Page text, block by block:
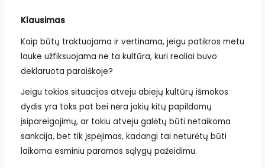
Klausimas
Kaip būtų traktuojama ir vertinama, jeigu patikros metu
lauke užfiksuojama ne ta kultūra, kuri realiai buvo
deklaruota paraiškoje?
Jeigu tokios situacijos atveju abiejų kultūrų išmokos
dydis yra toks pat bei nėra jokių kitų papildomų
įsipareigojimų, ar tokiu atveju galėtų būti netaikoma
sankcija, bet tik įspėjimas, kadangi tai neturėtų būti
laikoma esminiu paramos sąlygų pažeidimu.